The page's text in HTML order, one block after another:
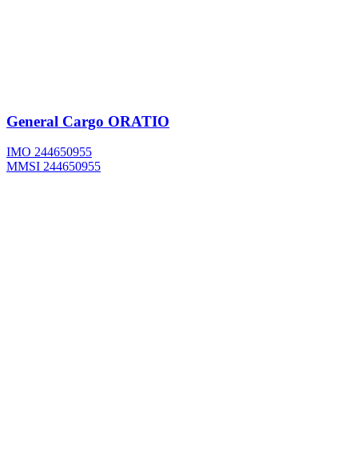
General Cargo ORATIO
IMO 244650955
MMSI 244650955